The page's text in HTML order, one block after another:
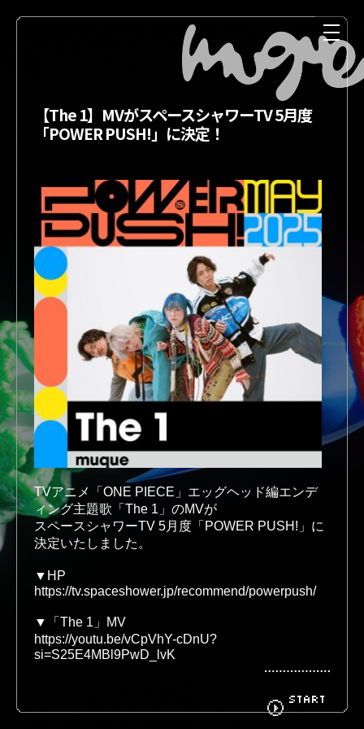
NEWS MEDIA
LIVE DISCOGRAPHY
BIOGRAPHY
FANCLUB CONTACT
START
【The 1】MVがスペースシャワーTV 5月度
「POWER PUSH!」に決定！
TVアニメ「ONE PIECE」エッグヘッド編エンデ
ィング主題歌「The 1」のMVが
スペースシャワーTV 5月度「POWER PUSH!」に
決定いたしました。
▼HP
https://tv.spaceshower.jp/recommend/powerpush/
https://youtu.be/vCpVhY-cDnU?